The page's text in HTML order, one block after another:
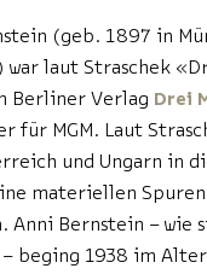
(geb. 1897 in
war laut Straschek
Berliner Verlag Drei
für MGM. Laut
und Ungarn in
materiellen
Anni Bernstein – wie
– beging 1938 im